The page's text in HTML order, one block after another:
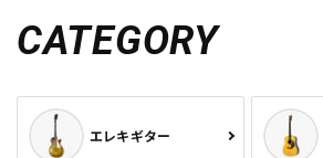
CATEGORY
エレキギター